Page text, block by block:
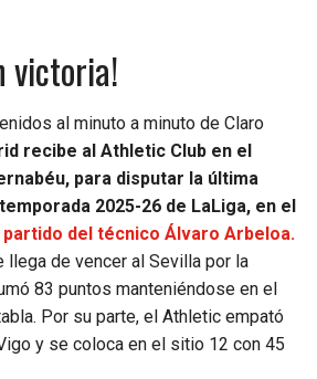
victoria!
al minuto a minuto de Claro
recibe al Athletic Club en el
para disputar la última
2025-26 de LaLiga, en el
del técnico Álvaro Arbeloa.
llega de vencer al Sevilla por la
83 puntos manteniéndose en el
Por su parte, el Athletic empató
y se coloca en el sitio 12 con 45